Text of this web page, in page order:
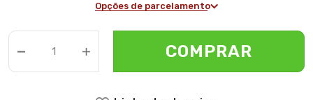
Opções de parcelamento
COMPRAR